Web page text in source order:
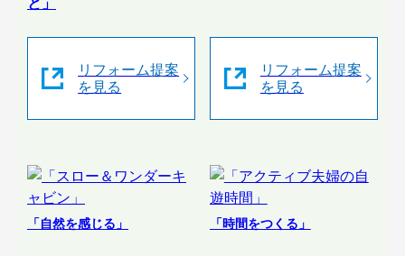
リフォーム提案
を見る
リフォーム提案
を見る
「自然を感じる」 「時間をつくる」